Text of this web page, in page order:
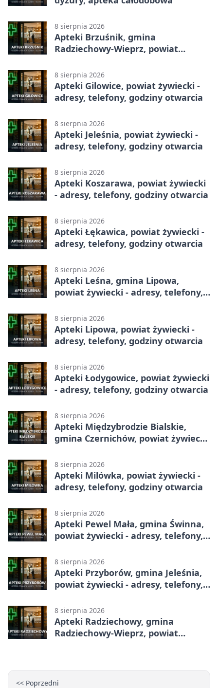
8 sierpnia 2026
Apteki Brzuśnik, gmina
Radziechowy-Wieprz, powiat
otwarcia
8 sierpnia 2026
Apteki Gilowice, powiat żywiecki -
adresy, telefony, godziny otwarcia
8 sierpnia 2026
Apteki Jeleśnia, powiat żywiecki -
adresy, telefony, godziny otwarcia
8 sierpnia 2026
Apteki Koszarawa, powiat żywiecki
- adresy, telefony, godziny otwarcia
8 sierpnia 2026
Apteki Łękawica, powiat żywiecki -
adresy, telefony, godziny otwarcia
8 sierpnia 2026
Apteki Leśna, gmina Lipowa,
powiat żywiecki - adresy, telefony,
8 sierpnia 2026
Apteki Lipowa, powiat żywiecki -
adresy, telefony, godziny otwarcia
8 sierpnia 2026
Apteki Łodygowice, powiat żywiecki
- adresy, telefony, godziny otwarcia
8 sierpnia 2026
Apteki Międzybrodzie Bialskie,
gmina Czernichów, powiat żywiecki
8 sierpnia 2026
Apteki Milówka, powiat żywiecki -
adresy, telefony, godziny otwarcia
8 sierpnia 2026
Apteki Pewel Mała, gmina Świnna,
powiat żywiecki - adresy, telefony,
8 sierpnia 2026
Apteki Przyborów, gmina Jeleśnia,
powiat żywiecki - adresy, telefony,
8 sierpnia 2026
Apteki Radziechowy, gmina
Radziechowy-Wieprz, powiat
<< Poprzedni